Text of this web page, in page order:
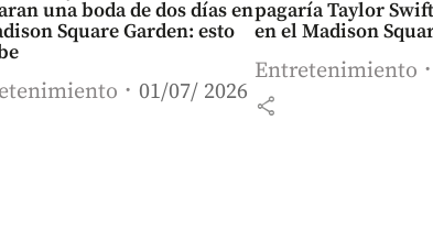
una boda de dos días en
Square Garden: esto
01/07/ 2026
pagaría Taylor
en el Madison
Entretenimiento
share